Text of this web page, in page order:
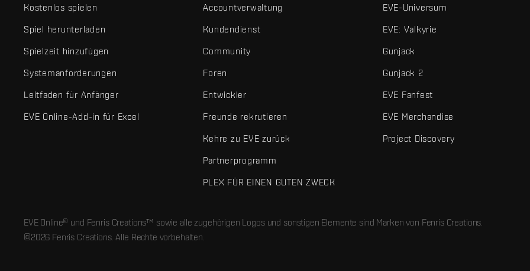
Kostenlos spielen
Spiel herunterladen
Spielzeit hinzufügen
Systemanforderungen
Leitfaden für Anfänger
EVE Online-Add-in für Excel
Accountverwaltung
Kundendienst
Community
Foren
Entwickler
Freunde rekrutieren
Kehre zu EVE zurück
Partnerprogramm
PLEX FÜR EINEN GUTEN ZWECK
EVE-Universum
EVE: Valkyrie
Gunjack
Gunjack 2
EVE Fanfest
EVE Merchandise
Project Discovery
EVE Online® und Fenris Creations™ sowie alle zugehörigen Logos und sonstigen Elemente sind Marken von Fenris Creations.
©2026 Fenris Creations. Alle Rechte vorbehalten.